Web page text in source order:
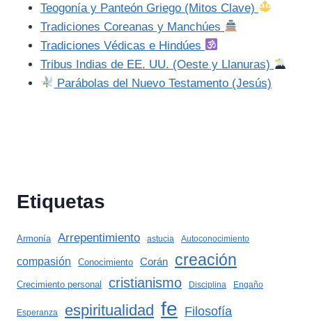
Teogonía y Panteón Griego (Mitos Clave)
Tradiciones Coreanas y Manchúes
Tradiciones Védicas e Hindúes
Tribus Indias de EE. UU. (Oeste y Llanuras)
Parábolas del Nuevo Testamento (Jesús)
Etiquetas
Armonía Arrepentimiento astucia Autoconocimiento
compasión Conocimiento Corán creación
Crecimiento personal cristianismo Disciplina Engaño
Esperanza espiritualidad fe Filosofía